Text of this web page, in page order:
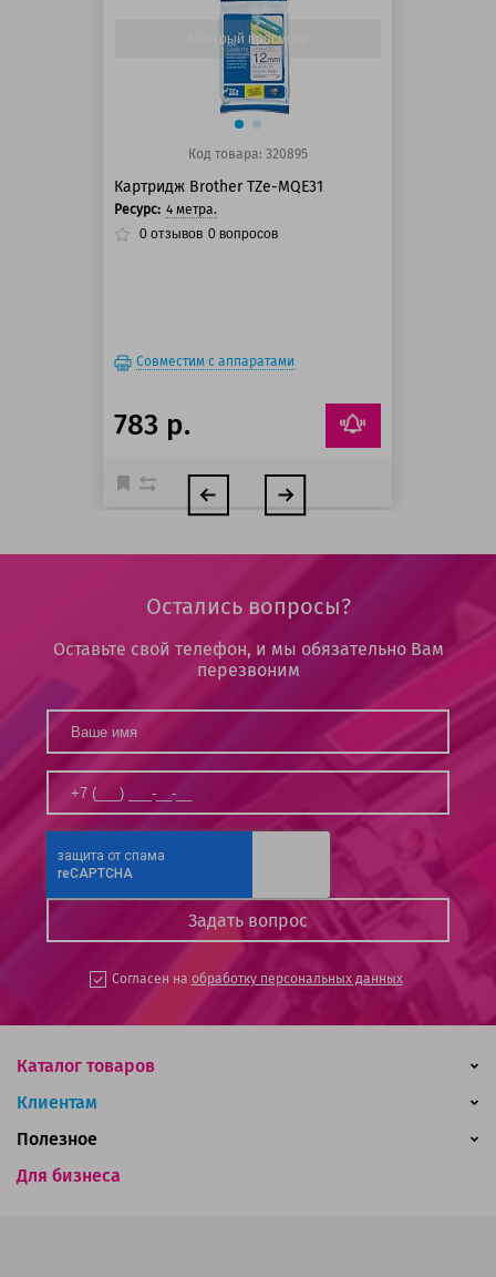
Быстрый просмотр
Код товара: 320895
Картридж Brother TZe-MQE31
Ресурс: 4 метра.
0 отзывов 0 вопросов
Совместим с аппаратами
783 р.
Остались вопросы?
Оставьте свой телефон, и мы обязательно Вам
перезвоним
Согласен на обработку персональных данных
Каталог товаров
Клиентам
Для бизнеса
Полезное